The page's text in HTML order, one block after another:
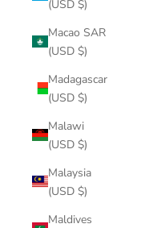
(USD $)
Macao SAR
(USD $)
Madagascar
(USD $)
Malawi
(USD $)
Malaysia
(USD $)
Maldives